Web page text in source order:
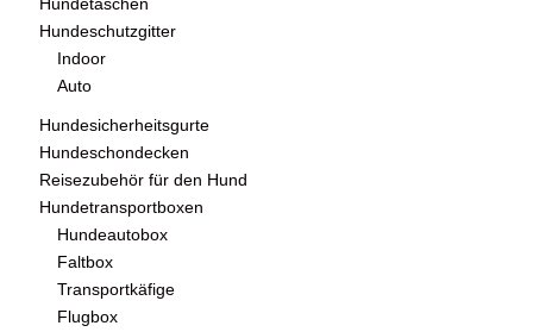
Hundetaschen
Hundeschutzgitter
Indoor
Auto
Hundesicherheitsgurte
Hundeschondecken
Reisezubehör für den Hund
Hundetransportboxen
Hundeautobox
Faltbox
Transportkäfige
Flugbox